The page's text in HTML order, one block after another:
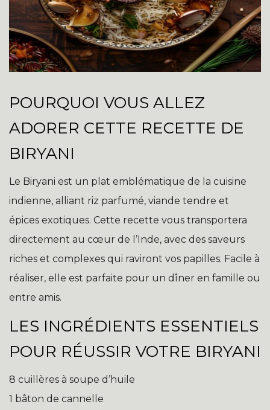
POURQUOI VOUS ALLEZ
ADORER CETTE RECETTE DE
BIRYANI
Le Biryani est un plat emblématique de la cuisine
indienne, alliant riz parfumé, viande tendre et
épices exotiques. Cette recette vous transportera
directement au cœur de l’Inde, avec des saveurs
riches et complexes qui raviront vos papilles. Facile à
réaliser, elle est parfaite pour un dîner en famille ou
entre amis.
LES INGRÉDIENTS ESSENTIELS
POUR RÉUSSIR VOTRE BIRYANI
8 cuillères à soupe d’huile
1 bâton de cannelle